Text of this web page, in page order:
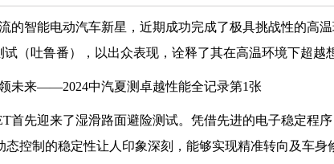
的智能电动汽车新星，近期成功完成了极具挑战性的高
（吐鲁番），以出众表现，诠释了其在高温环境下超越
首先迎来了湿滑路面避险测试。凭借先进的电子稳定程
态控制的稳定性让人印象深刻，能够实现精准转向及车